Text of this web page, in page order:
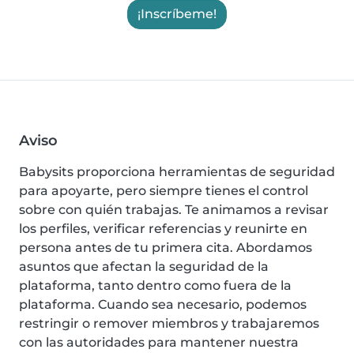
¡Inscríbeme!
Aviso
Babysits proporciona herramientas de seguridad
para apoyarte, pero siempre tienes el control
sobre con quién trabajas. Te animamos a revisar
los perfiles, verificar referencias y reunirte en
persona antes de tu primera cita. Abordamos
asuntos que afectan la seguridad de la
plataforma, tanto dentro como fuera de la
plataforma. Cuando sea necesario, podemos
restringir o remover miembros y trabajaremos
con las autoridades para mantener nuestra